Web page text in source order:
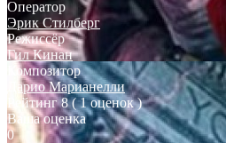
Оператор
Эрик Стилберг
Режиссёр
Гил Кинан
Композитор
Дарио Марианелли
Рейтинг 8 ( 1 оценок )
Ваша оценка
0